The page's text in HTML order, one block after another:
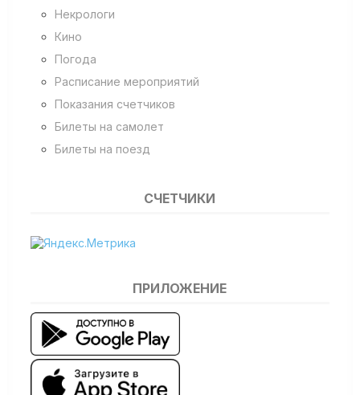
Некрологи
Кино
Погода
Расписание мероприятий
Показания счетчиков
Билеты на самолет
Билеты на поезд
СЧЕТЧИКИ
ПРИЛОЖЕНИЕ